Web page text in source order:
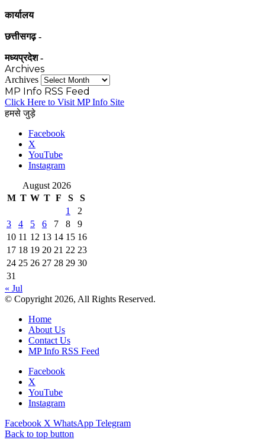
कार्यालय
छत्तीसगढ़ -
मध्यप्रदेश -
Archives
Archives
MP Info RSS Feed
Click Here to Visit MP Info Site
हमसे जुड़े
Facebook
X
YouTube
Instagram
August 2026
M T W T F S
S
1
2
3
4 5 6 7 8
9
10 11 12 13 14 15 16
17 18 19 20 21 22 23
24 25 26 27 28 29 30
31
« Jul
© Copyright 2026, All Rights Reserved.
Home
About Us
Contact Us
MP Info RSS Feed
Facebook
X
YouTube
Instagram
Facebook X WhatsApp Telegram
Back to top button